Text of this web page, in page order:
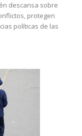
descansa sobre
protegen
políticas de las